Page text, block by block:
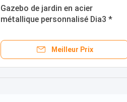
Gazebo de jardin en acier
métallique personnalisé Dia3 *
divertissement en plein air
Meilleur Prix